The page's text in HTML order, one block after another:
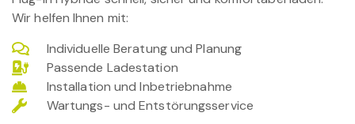
Wir helfen Ihnen mit:
Individuelle Beratung und Planung
Passende Ladestation
Installation und Inbetriebnahme
Wartungs- und Entstörungsservice